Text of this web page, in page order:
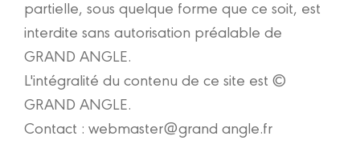
partielle, sous quelque forme que ce soit, est
interdite sans autorisation préalable de
GRAND ANGLE.
L'intégralité du contenu de ce site est ©
GRAND ANGLE.
Contact : webmaster@grand angle.fr